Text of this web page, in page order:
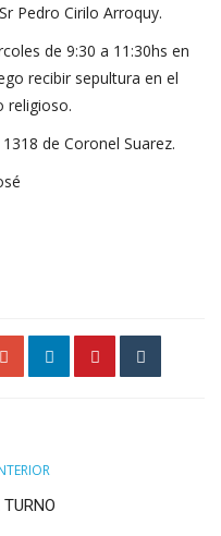
Pedro Cirilo Arroquy.
de 9:30 a 11:30hs en
recibir sepultura en el
religioso.
de Coronel Suarez.